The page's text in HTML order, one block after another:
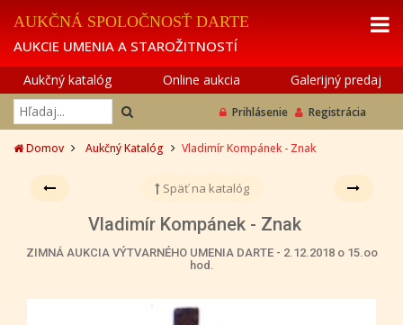
AUKČNÁ SPOLOČNOSŤ DARTE
AUKCIE UMENIA A STAROŽITNOSTÍ
Aukčný katalóg Online aukcia Galerijný predaj
Prihlásenie Registrácia
Domov Aukčný Katalóg Vladimír Kompánek - Znak
Späť na katalóg
Vladimír Kompánek - Znak
ZIMNÁ AUKCIA VÝTVARNÉHO UMENIA DARTE - 2.12.2018 o 15.oo
hod.